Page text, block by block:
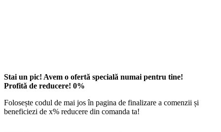
Stai un pic! Avem o ofertă specială numai pentru tine!
Profită de reducere! 0%
Folosește codul de mai jos în pagina de finalizare a comenzii și
beneficiezi de x% reducere din comanda ta!